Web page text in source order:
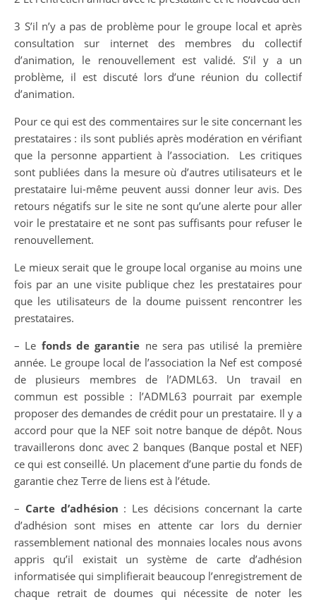
3 S’il n’y a pas de problème pour le groupe local et après
consultation sur internet des membres du collectif
d’animation, le renouvellement est validé. S’il y a un
problème, il est discuté lors d’une réunion du collectif
d’animation.
Pour ce qui est des commentaires sur le site concernant les
prestataires : ils sont publiés après modération en vérifiant
que la personne appartient à l’association. Les critiques
sont publiées dans la mesure où d’autres utilisateurs et le
prestataire lui-même peuvent aussi donner leur avis. Des
retours négatifs sur le site ne sont qu’une alerte pour aller
voir le prestataire et ne sont pas suffisants pour refuser le
renouvellement.
Le mieux serait que le groupe local organise au moins une
fois par an une visite publique chez les prestataires pour
que les utilisateurs de la doume puissent rencontrer les
prestataires.
– Le fonds de garantie ne sera pas utilisé la première
année. Le groupe local de l’association la Nef est composé
de plusieurs membres de l’ADML63. Un travail en
commun est possible : l’ADML63 pourrait par exemple
proposer des demandes de crédit pour un prestataire. Il y a
accord pour que la NEF soit notre banque de dépôt. Nous
travaillerons donc avec 2 banques (Banque postal et NEF)
ce qui est conseillé. Un placement d’une partie du fonds de
garantie chez Terre de liens est à l’étude.
– Carte d’adhésion : Les décisions concernant la carte
d’adhésion sont mises en attente car lors du dernier
rassemblement national des monnaies locales nous avons
appris qu’il existait un système de carte d’adhésion
informatisée qui simplifierait beaucoup l’enregistrement de
chaque retrait de doumes qui nécessite de noter les